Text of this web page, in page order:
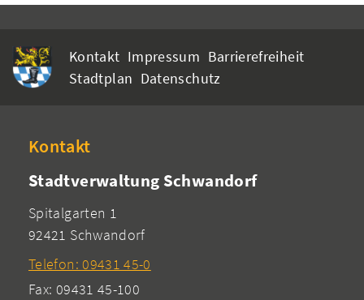
Kontakt Impressum Barrierefreiheit
Stadtplan Datenschutz
Kontakt
Stadtverwaltung Schwandorf
Spitalgarten 1
92421 Schwandorf
Telefon: 09431 45-0
Fax: 09431 45-100